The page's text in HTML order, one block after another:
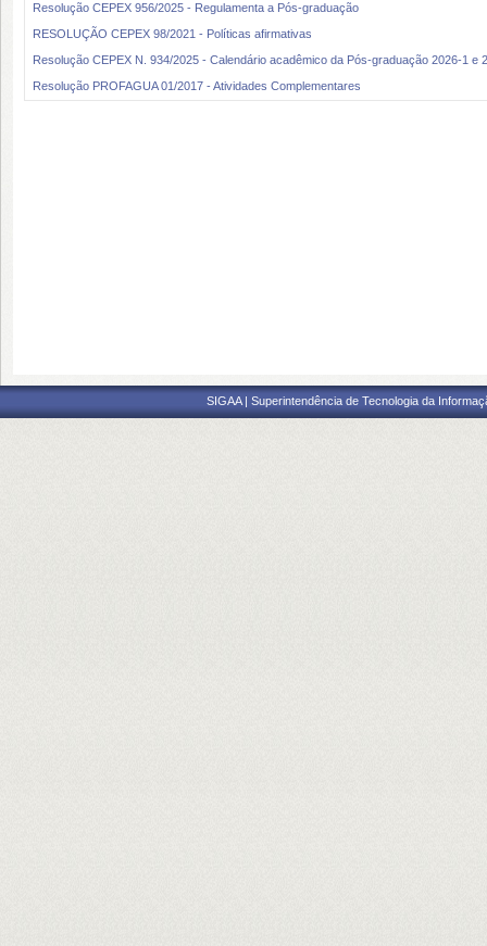
Resolução CEPEX 956/2025 - Regulamenta a Pós-graduação
RESOLUÇÃO CEPEX 98/2021 - Políticas afirmativas
Resolução CEPEX N. 934/2025 - Calendário acadêmico da Pós-graduação 2026-1 e
Resolução PROFAGUA 01/2017 - Atividades Complementares
SIGAA | Superintendência de Tecnologia da